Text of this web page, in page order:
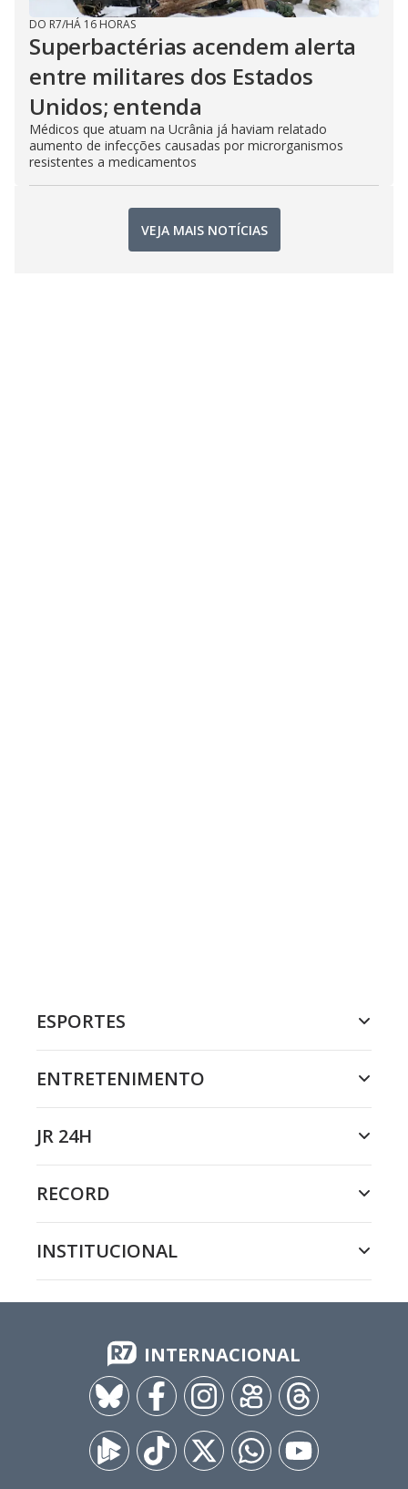
DO R7/HÁ 16 HORAS
Superbactérias acendem alerta
entre militares dos Estados
Unidos; entenda
Médicos que atuam na Ucrânia já haviam relatado
aumento de infecções causadas por microrganismos
resistentes a medicamentos
VEJA MAIS NOTÍCIAS
ESPORTES
ENTRETENIMENTO
JR 24H
RECORD
INSTITUCIONAL
INTERNACIONAL